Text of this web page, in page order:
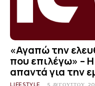
«Αγαπώ την
που επιλέγω» –
απαντά για την